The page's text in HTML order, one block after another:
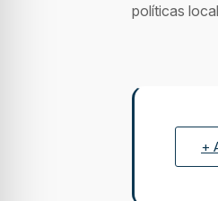
políticas
+